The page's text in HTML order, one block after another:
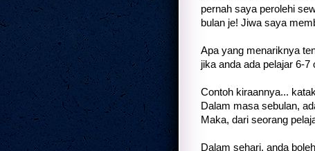
pernah saya perolehi
bulan je! Jiwa saya
Apa yang menariknya
jika anda ada pelajar 6-
Contoh kiraannya...
Dalam masa sebulan,
Maka, dari seorang
Dalam sehari, anda